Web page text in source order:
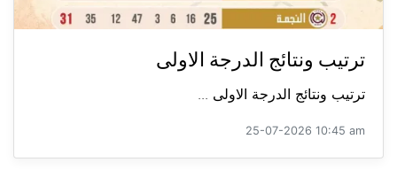
ترتيب ونتائج الدرجة الاولى
ترتيب ونتائج الدرجة الاولى ...
25-07-2026 10:45 am